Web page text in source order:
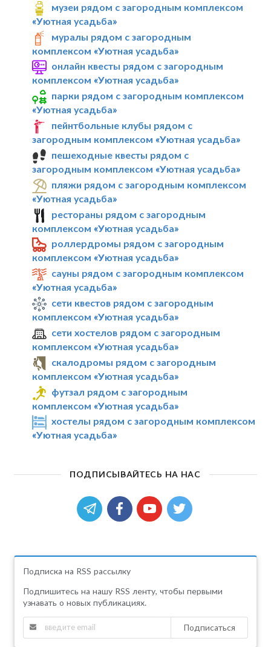
музеи рядом с загородным комплексом
«Уютная усадьба»
муралы рядом с загородным
комплексом «Уютная усадьба»
онлайн квесты рядом с загородным
комплексом «Уютная усадьба»
парки рядом с загородным комплексом
«Уютная усадьба»
пейнтбольные клубы рядом с
загородным комплексом «Уютная усадьба»
пешеходные квесты рядом с
загородным комплексом «Уютная усадьба»
пляжи рядом с загородным комплексом
«Уютная усадьба»
рестораны рядом с загородным
комплексом «Уютная усадьба»
роллердромы рядом с загородным
комплексом «Уютная усадьба»
сауны рядом с загородным комплексом
«Уютная усадьба»
сети квестов рядом с загородным
комплексом «Уютная усадьба»
сети хостелов рядом с загородным
комплексом «Уютная усадьба»
скалодромы рядом с загородным
комплексом «Уютная усадьба»
футзал рядом с загородным
комплексом «Уютная усадьба»
хостелы рядом с загородным комплексом
«Уютная усадьба»
ПОДПИСЫВАЙТЕСЬ НА НАС
Подписка на RSS рассылку
Подпишитесь на нашу RSS ленту, чтобы первыми
узнавать о новых публикациях.
Подписаться